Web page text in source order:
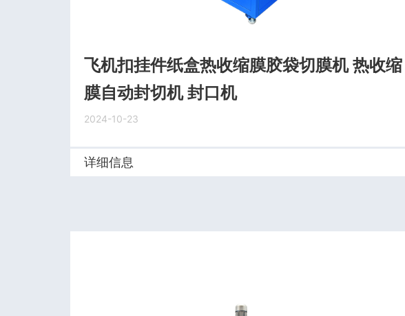
飞机扣挂件纸盒热收缩膜胶袋切膜机 热收缩
膜自动封切机 封口机
2024-10-23
详细信息